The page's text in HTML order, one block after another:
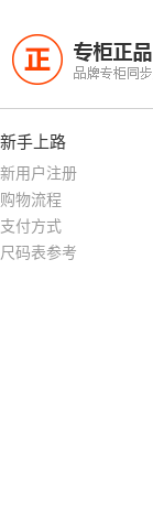
正 专柜正品
品牌专柜同
新手上路
新用户注册
购物流程
支付方式
尺码表参考